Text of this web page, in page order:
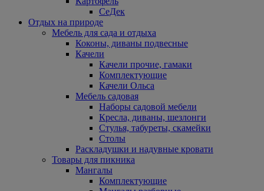
СеДек
Отдых на природе
Мебель для сада и отдыха
Коконы, диваны подвесные
Качели
Качели прочие, гамаки
Комплектующие
Качели Ольса
Мебель садовая
Наборы садовой мебели
Кресла, диваны, шезлонги
Стулья, табуреты, скамейки
Столы
Раскладушки и надувные кровати
Товары для пикника
Мангалы
Комплектующие